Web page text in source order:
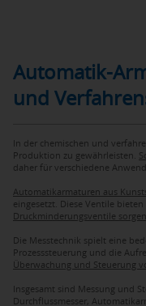
Automatik-
und
In der chemischen und
Produktion zu gewährleisten.
daher für verschiedene
Automatikarmaturen aus
eingesetzt. Diese Ventile
Druckminderungsventile
Die Messtechnik spielt eine
Prozesssteuerung und die
Überwachung und Steuerung
Insgesamt sind Messung und
Durchflussmesser,